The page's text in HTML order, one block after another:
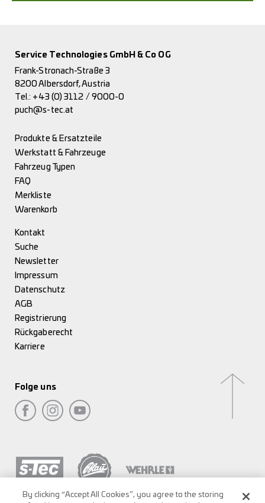
Service Technologies GmbH & Co OG
Frank-Stronach-Straße 3
8200 Albersdorf, Austria
Tel.: +43 (0) 3112 / 9000-0
puch@s-tec.at
Produkte & Ersatzteile
Werkstatt & Fahrzeuge
Fahrzeug Typen
FAQ
Merkliste
Warenkorb
Kontakt
Suche
Newsletter
Impressum
Datenschutz
AGB
Registrierung
Rückgaberecht
Karriere
Folge uns
By clicking “Accept All Cookies”, you agree to the storing